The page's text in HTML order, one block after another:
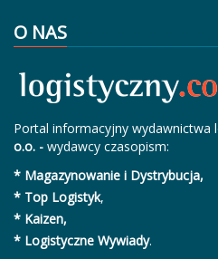
O NAS
Portal informacyjny wydawnictwa
o.o. - wydawcy czasopism:
* Magazynowanie i Dystrybucja,
* Top Logistyk,
* Kaizen,
* Logistyczne Wywiady.